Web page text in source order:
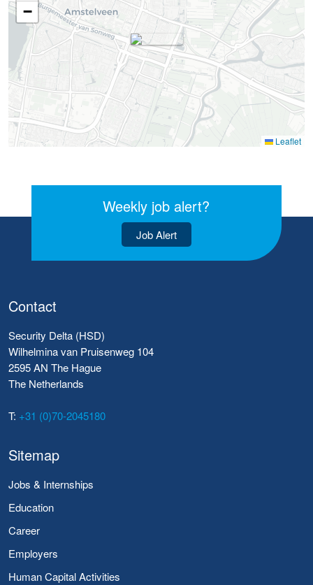
−
Leaflet
Weekly job alert?
Job Alert
Contact
Security Delta (HSD)
Wilhelmina van Pruisenweg 104
2595 AN The Hague
The Netherlands
T: +31 (0)70-2045180
Sitemap
Jobs & Internships
Education
Career
Employers
Human Capital Activities